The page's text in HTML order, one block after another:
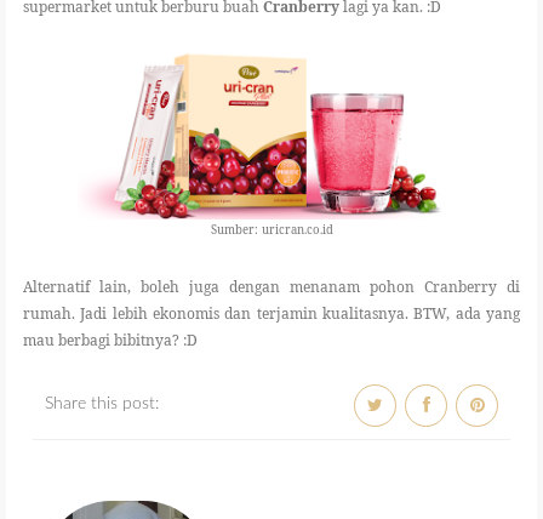
supermarket untuk berburu buahCranberrylagi ya kan. :D
Sumber: uricran.co.id
Alternatif lain, boleh juga dengan menanam pohon Cranberry di
rumah. Jadi lebih ekonomis dan terjamin kualitasnya. BTW, ada yang
mau berbagi bibitnya? :D
Share this post: